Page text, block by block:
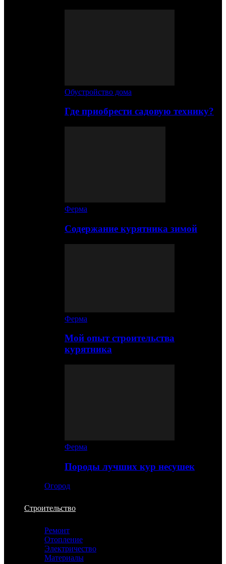
Обустройство дома
Где приобрести садовую технику?
Ферма
Содержание курятника зимой
Ферма
Мой опыт строительства
курятника
Ферма
Породы лучших кур несушек
Огород
Строительство
Ремонт
Отопление
Электричество
Материалы